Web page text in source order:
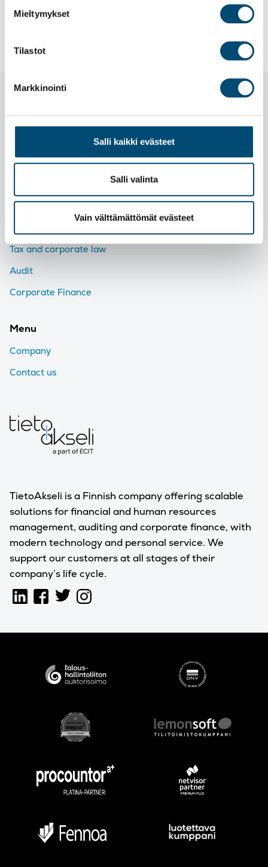
Mieltymykset
Tilastot
Markkinointi
Salli kaikki evästeet
Salli valinta
Vain välttämättömät evästeet
TietoAkseli is a Finnish company offering scalable
solutions for financial and human resources
management, auditing and corporate finance, with
modern technology and personal service. We
support our customers at all stages of their
company’s life cycle.
Financial administration
Tax and corporate law
Audit
Corporate Finance
Menu
Company
Contact us